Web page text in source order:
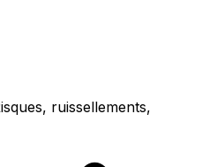
ruissellements,